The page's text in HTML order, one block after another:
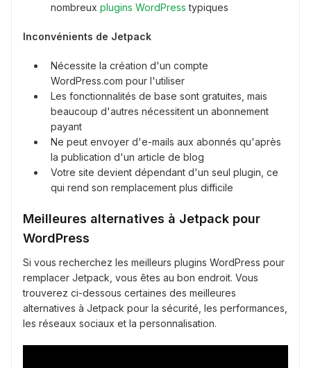
nombreux plugins WordPress typiques
Inconvénients de Jetpack
Nécessite la création d'un compte
WordPress.com pour l'utiliser
Les fonctionnalités de base sont gratuites, mais
beaucoup d'autres nécessitent un abonnement
payant
Ne peut envoyer d'e-mails aux abonnés qu'après
la publication d'un article de blog
Votre site devient dépendant d'un seul plugin, ce
qui rend son remplacement plus difficile
Meilleures alternatives à Jetpack pour
WordPress
Si vous recherchez les meilleurs plugins WordPress pour
remplacer Jetpack, vous êtes au bon endroit. Vous
trouverez ci-dessous certaines des meilleures
alternatives à Jetpack pour la sécurité, les performances,
les réseaux sociaux et la personnalisation.